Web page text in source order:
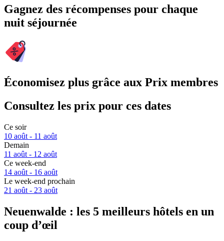
Gagnez des récompenses pour chaque
nuit séjournée
Économisez plus grâce aux Prix membres
Consultez les prix pour ces dates
Ce soir
10 août - 11 août
Demain
11 août - 12 août
Ce week-end
14 août - 16 août
Le week-end prochain
21 août - 23 août
Neuenwalde : les 5 meilleurs hôtels en un
coup d’œil